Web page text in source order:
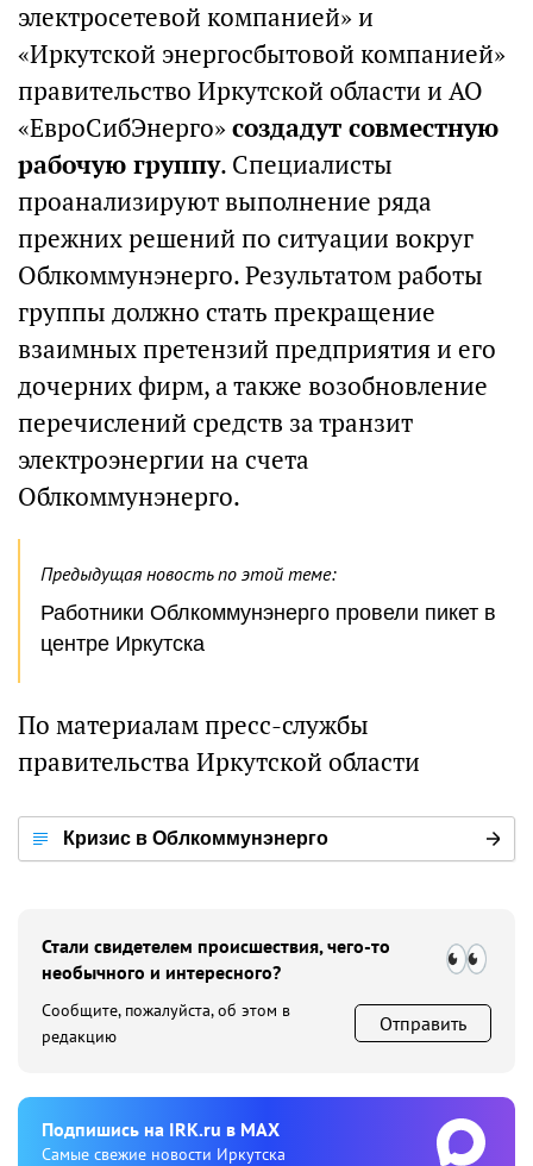
электросетевой компанией» и
«Иркутской энергосбытовой компанией»
правительство Иркутской области и АО
«ЕвроСибЭнерго»создадут совместную
рабочую группу. Специалисты
проанализируют выполнение ряда
прежних решений по ситуации вокруг
Облкоммунэнерго. Результатом работы
группы должно стать прекращение
взаимных претензий предприятия и его
дочерних фирм, а также возобновление
перечислений средств за транзит
электроэнергии на счета
Облкоммунэнерго.
Предыдущая новость по этой теме:
Работники Облкоммунэнерго провели пикет в
центре Иркутска
По материалам пресс-службы
правительства Иркутской области
Кризис в Облкоммунэнерго
Стали свидетелем происшествия, чего-то
необычного и интересного?
Сообщите, пожалуйста, об этом в
редакцию
Отправить
Подпишиcь на IRK.ru в MAX
Cамые свежие новости Иркутска